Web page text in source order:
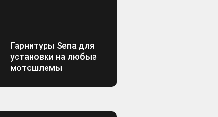
Гарнитуры Sena для
установки на любые
мотошлемы